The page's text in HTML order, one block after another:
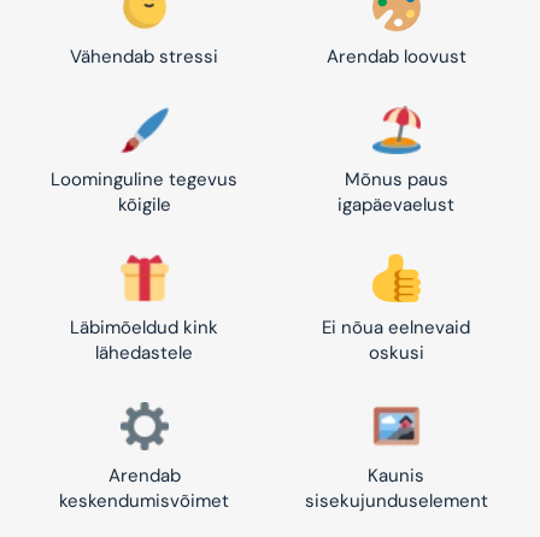
Vähendab stressi Arendab loovust
Loominguline tegevus
kõigile
Mõnus paus
igapäevaelust
Läbimõeldud kink
lähedastele
Ei nõua eelnevaid
oskusi
Arendab
keskendumisvõimet
Kaunis
sisekujunduselement